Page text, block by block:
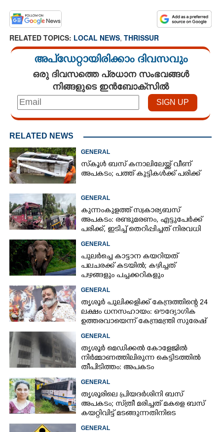
RELATED TOPICS: LOCAL NEWS, THRISSUR
അപ്ഡേറ്റായിരിക്കാം ദിവസവും
ഒരു ദിവസത്തെ പ്രധാന സംഭവങ്ങൾ
നിങ്ങളുടെ ഇൻബോക്സിൽ
RELATED NEWS
GENERAL
സ്‌കൂൾ ബസ് കനാലിലേയ്ക്ക് വീണ്
അപകടം; പത്ത് കുട്ടികൾക്ക് പരിക്ക്
GENERAL
കുന്നംകുളത്ത് സ്വകാര്യബസ്
അപകടം: രണ്ടുമരണം, എട്ടുപേർക്ക്
പരിക്ക്, ഇടിച്ച് തെറിപ്പിച്ചത് നിരവധി
GENERAL
പുലർച്ചെ കാട്ടാന കയറിയത്
പലചരക്ക് കടയിൽ; കഴിച്ചത്
പഴങ്ങളും പച്ചക്കറികളും
GENERAL
തൃശൂർ പുലിക്കളിക്ക് കേന്ദ്രത്തിന്റെ 24
ലക്ഷം ധനസഹായം: ഔദ്യോഗിക
ഉത്തരവായെന്ന് കേന്ദ്രമന്ത്രി സുരേഷ്
GENERAL
തൃശൂർ മെഡിക്കൽ കോളേജിൽ
നിർമ്മാണത്തിലിരുന്ന കെട്ടിടത്തിൽ
തീപിടിത്തം: അപകടം
GENERAL
തൃശൂരിലെ പ്രിയദർശിനി ബസ്
അപകടം; സ്‌ത്രീ മരിച്ചത് മകളെ ബസ്
കയറ്റിവിട്ട് മടങ്ങുന്നതിനിടെ
GENERAL